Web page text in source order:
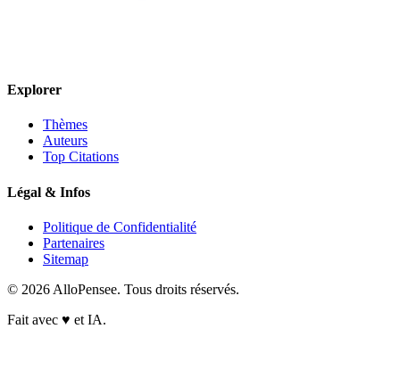
Explorer
Thèmes
Auteurs
Top Citations
Légal & Infos
Politique de Confidentialité
Partenaires
Sitemap
© 2026 AlloPensee. Tous droits réservés.
Fait avec ♥ et IA.